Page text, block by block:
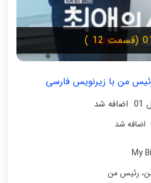
من با زیرنویس فارسی
رئیس من